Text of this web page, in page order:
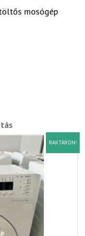
mosógép
RAKTÁRON!